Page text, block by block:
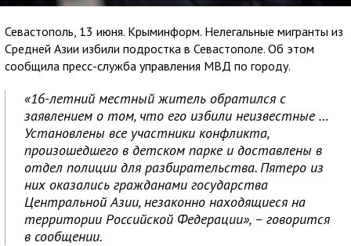
Севастополь, 13 июня. Крыминформ. Нелегальные мигранты из
Средней Азии избили подростка в Севастополе. Об этом
сообщила пресс-служба управления МВД по городу.
«16-летний местный житель обратился с
заявлением о том, что его избили неизвестные …
Установлены все участники конфликта,
произошедшего в детском парке и доставлены в
отдел полиции для разбирательства. Пятеро из
них оказались гражданами государства
Центральной Азии, незаконно находящиеся на
территории Российской Федерации», – говорится
в сообщении.